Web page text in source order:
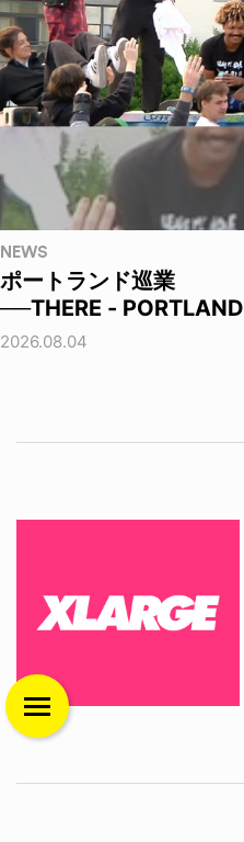
NEWS
ポートランド巡業
──THERE - PORTLAND
2026.08.04